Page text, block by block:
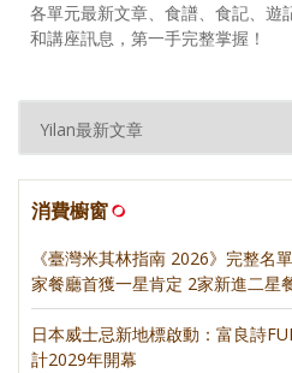
各單元最新文章、食譜、食記、遊
和講座訊息，第一手完整掌握！
消費櫥窗
《臺灣米其林指南 2026》完整名
家餐廳首獲一星肯定 2家新進二星
日本威士忌新地標啟動：富良詩
計2029年開幕